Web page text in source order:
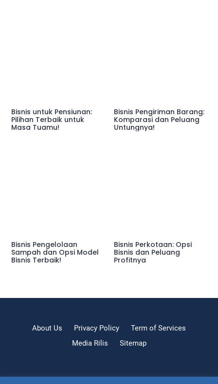
Bisnis untuk Pensiunan:
Pilihan Terbaik untuk
Masa Tuamu!
Bisnis Pengiriman Barang:
Komparasi dan Peluang
Untungnya!
Bisnis Pengelolaan
Sampah dan Opsi Model
Bisnis Terbaik!
Bisnis Perkotaan: Opsi
Bisnis dan Peluang
Profitnya
About Us Privacy Policy
Term of Services
Media Rilis
Sitemap